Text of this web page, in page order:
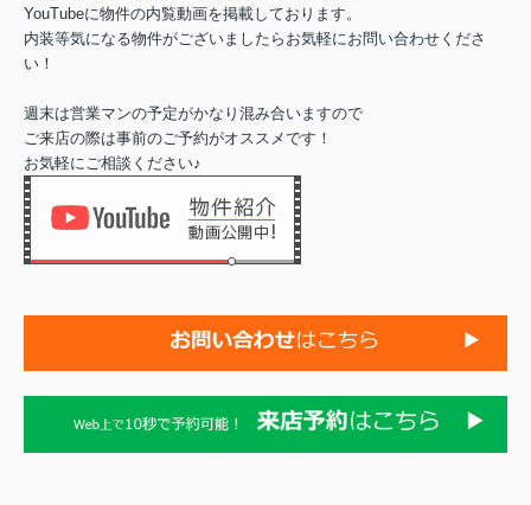
YouTubeに物件の内覧動画を掲載しております。
内装等気になる物件がございましたらお気軽にお問い合わせくださ
い！
週末は営業マンの予定がかなり混み合いますので
ご来店の際は事前のご予約がオススメです！
お気軽にご相談ください♪